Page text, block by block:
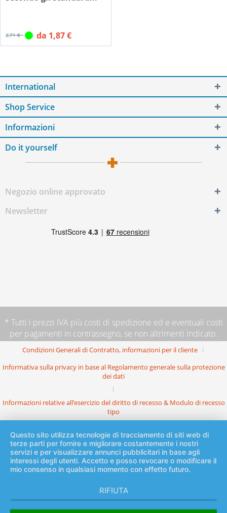
2,71 € da 1,87 €
International
Shop Service
Informazioni
Do it yourself
Negozio online approvato
Newsletter
* Tutti i prezzi IVA più costi di spedizione ed e eventuali costi
per pagamenti in contrassegno, se non altrimenti indicato.
Condizioni Generali di Contratto, informazioni per il cliente
Informativa sulla privacy in base al Regolamento generale sulla protezione
dei dati
Informazioni relative all’esercizio del diritto di recesso & Modulo di recesso
tipo
Questo sito utilizza tecnologie di tracciamento di siti web di
terze parti per fornire e migliorare costantemente i nostri
servizi e per visualizzare annunci pubblicitari in base agli
interessi degli utenti. Accetto e posso revocare o modificare il
mio consenso in qualsiasi momento con effetto futuro.
RIFIUTA